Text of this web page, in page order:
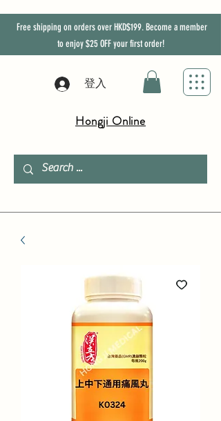
Free shipping on orders over HKD$199. Become a member
to enjoy$25 OFFyour first order!
登入
Hongji Online